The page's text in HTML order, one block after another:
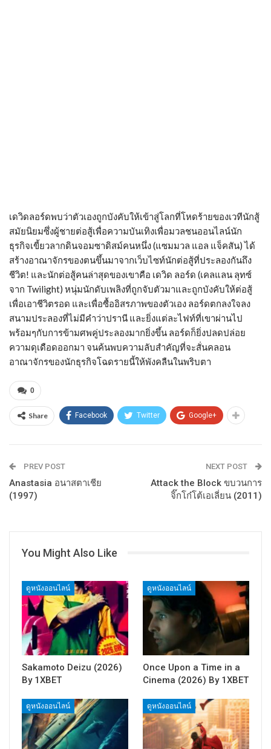
เดวิดลอร์ดพบว่าตัวเองถูกบังคับให้เข้าสู่โลกที่โหดร้ายของเวทีนักสู้
สมัยนิยมซึ่งผู้ชายต่อสู้เพื่อความบันเทิงเพื่อมวลชนออนไลน์นัก
ธุรกิจเขี้ยวลากดินจอมซาดิสม์คนหนึ่ง (แซมมวล แอล แจ็คสัน) ได้
สร้างอาณาจักรของตนขึ้นมาจากเว็บไซท์นักต่อสู้ที่ประลองกันถึง
ชีวิต! และนักต่อสู้คนล่าสุดของเขาคือ เดวิด ลอร์ด (เคลแลน ลุทซ์
จาก Twilight) หนุ่มนักดับเพลิงที่ถูกจับตัวมาและถูกบังคับให้ต่อสู้
เพื่อเอาชีวิตรอด และเพื่อซื้ออิสรภาพของตัวเอง ลอร์ดตกลงใจลง
สนามประลองที่ไม่มีคำว่าปรานี และยิ่งแต่ละไฟท์ที่เขาผ่านไป
พร้อมๆกับการข้ามศพคู่ประลองมากยิ่งขึ้น ลอร์ดก็ยิ่งปลดปล่อย
ความดุเดือดออกมา จนค้นพบความลับสำคัญที่จะสั่นคลอน
อาณาจักรของนักธุรกิจโฉดรายนี้ให้พังคลืนในพริบตา
0
Share Facebook Twitter Google+
PREV POST
Anastasia อนาสตาเชีย
(1997)
NEXT POST
Attack the Block ขบวนการ
จิ๊กโก๋โต้เอเลี่ยน (2011)
You Might Also Like
ดูหนังออนไลน์
Sakamoto Deizu (2026)
By 1XBET
ดูหนังออนไลน์
Once Upon a Time in a
Cinema (2026) By 1XBET
ดูหนังออนไลน์ ดูหนังออนไลน์